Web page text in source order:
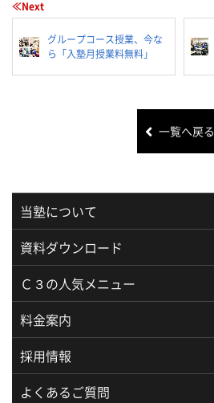
≪Next
グループコース授業、今な
ら「入塾月授業料無料」
一覧へ戻る
当塾について
資料ダウンロード
Ｃ３の人気メニュー
料金案内
採用情報
よくあるご質問